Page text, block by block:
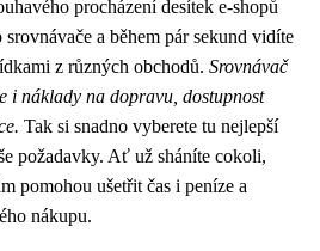
procházení desítek e-shopů
a během pár sekund vidíte
z různých obchodů. Srovnávač
i náklady na dopravu, dostupnost
Tak si snadno vyberete tu nejlepší
požadavky. Ať už sháníte cokoli,
pomohou ušetřit čas i peníze a
nákupu.